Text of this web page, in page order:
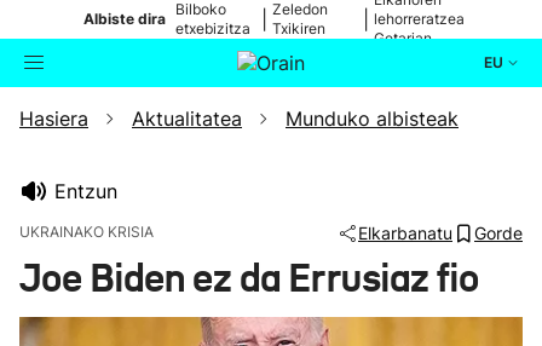
Albiste dira
Bilboko
etxebizitza
Zeledon
Txikiren
lehorreratzea
Getarian
EU
Bilatzailea Aktualitatea
Ikusmiran
Hasiera Aktualitatea Munduko albisteak
Entzun
UKRAINAKO KRISIA Elkarbanatu Gorde
Joe Biden ez da Errusiaz fio